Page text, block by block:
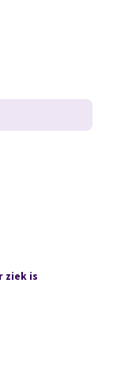
ziek is